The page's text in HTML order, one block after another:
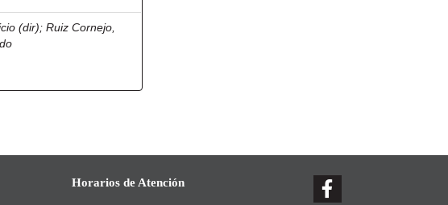
(dir);Ruiz Cornejo,
Horarios de Atención